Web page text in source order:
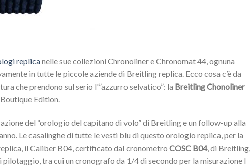
replicanelle sue collezioni Chronoliner e Chronomat 44, ognuna
in tutte le piccole aziende di Breitling replica. Ecco cosa c’è da
che prendono sul serio l'”azzurro selvatico”: la Breitling Chonoliner
Edition.
del “orologio del capitano di volo” di Breitling e un follow-up alla
Le casalinghe di tutte le vesti blu di questo orologio replica, per la
il Caliber B04, certificato dal cronometro COSC B04, di Breitling,
pilotaggio, tra cui un cronografo da 1/4 di secondo per la misurazione I